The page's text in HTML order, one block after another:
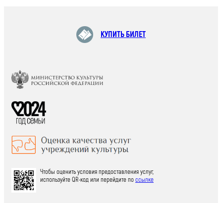
КУПИТЬ БИЛЕТ
Чтобы оценить условия предоставления услуг,
используйте QR-код или перейдите поссылке